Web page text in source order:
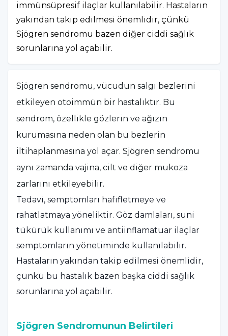
immünsüpresif ilaçlar kullanılabilir. Hastaların
yakından takip edilmesi önemlidir, çünkü
Sjögren sendromu bazen diğer ciddi sağlık
sorunlarına yol açabilir.
Sjögren sendromu, vücudun salgı bezlerini
etkileyen otoimmün bir hastalıktır. Bu
sendrom, özellikle gözlerin ve ağızın
kurumasına neden olan bu bezlerin
iltihaplanmasına yol açar. Sjögren sendromu
aynı zamanda vajina, cilt ve diğer mukoza
zarlarını etkileyebilir.
Tedavi, semptomları hafifletmeye ve
rahatlatmaya yöneliktir. Göz damlaları, suni
tükürük kullanımı ve antiinflamatuar ilaçlar
semptomların yönetiminde kullanılabilir.
Hastaların yakından takip edilmesi önemlidir,
çünkü bu hastalık bazen başka ciddi sağlık
sorunlarına yol açabilir.
Sjögren Sendromunun Belirtileri